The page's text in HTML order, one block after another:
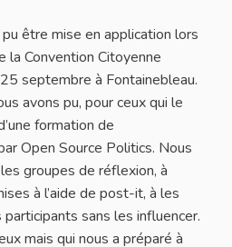
être mise en application lors
la Convention Citoyenne
septembre à Fontainebleau.
avons pu, pour ceux qui le
formation de
Open Source Politics. ​​Nous
groupes de réflexion, à
à l’aide de post-it, à les
sans les influencer.
mais qui nous a préparé à